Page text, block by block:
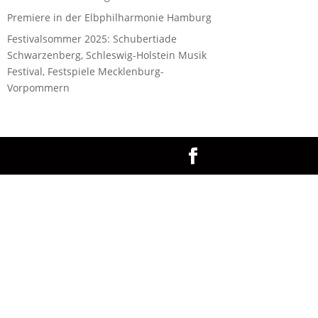
Premiere in der Elbphilharmonie Hamburg
Festivalsommer 2025: Schubertiade
Schwarzenberg, Schleswig-Holstein Musik
Festival, Festspiele Mecklenburg-
Vorpommern